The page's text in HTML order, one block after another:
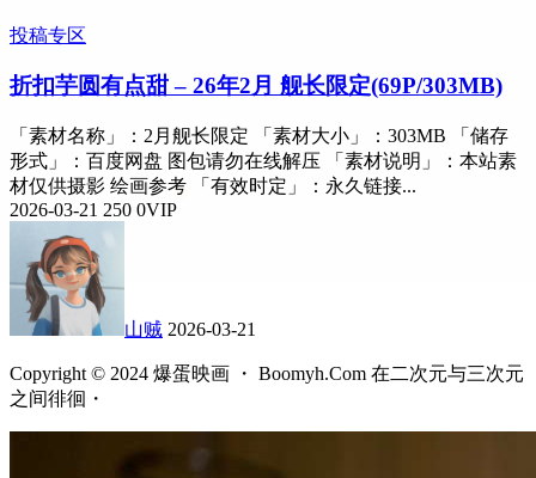
投稿专区
折扣芋圆有点甜 – 26年2月 舰长限定(69P/303MB)
「素材名称」：2月舰长限定 「素材大小」：303MB 「储存
形式」：百度网盘 图包请勿在线解压 「素材说明」：本站素
材仅供摄影 绘画参考 「有效时定」：永久链接...
2026-03-21 250 0VIP
山贼 2026-03-21
Copyright © 2024 爆蛋映画 ・ Boomyh.Com 在二次元与三次元
之间徘徊・